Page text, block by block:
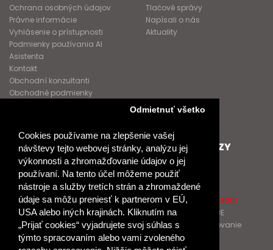
Cookies používame na zlepšenie vašej
návštevy tejto webovej stránky, analýzu jej
výkonnosti a zhromažďovanie údajov o jej
používaní. Na tento účel môžeme použiť
nástroje a služby tretích strán a zhromaždené
údaje sa môžu preniesť k partnerom v EÚ,
USA alebo iných krajinách. Kliknutím na
„Prijať cookies“ vyjadrujete svoj súhlas s
týmto spracovaním alebo vami zvoleného
Odmietnuť všetko
Ochrana osobných údajov
Právne informácie
Vyhlásenie o prístupnosti
Podmienky používania AI
Asistenta
Kontakt
Obchodní konzultanti
Obchodné podmienky
Tlačové správy
Napísali o nás
Aktuality
SPOLUPRACUJEME
Podporujeme
Naše projekty
Spolupracujeme
Pošlite nám správu
ĎALŠIE ODKAZY
O Raabe
O Klett
Naši autori
Certifikát kvality ISO 9001
Klientska zóna RAABE
Katalógy na prelistovanie